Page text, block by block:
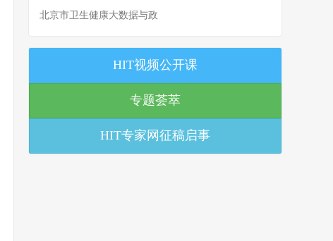
北京市卫生健康大数据与政
HIT视频公开课
专题荟萃
HIT专家网征稿启事